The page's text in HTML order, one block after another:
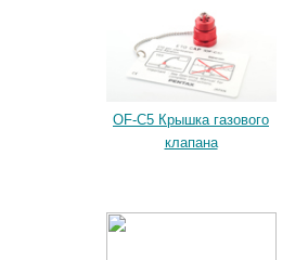
OF-C5 Крышка газового
клапана